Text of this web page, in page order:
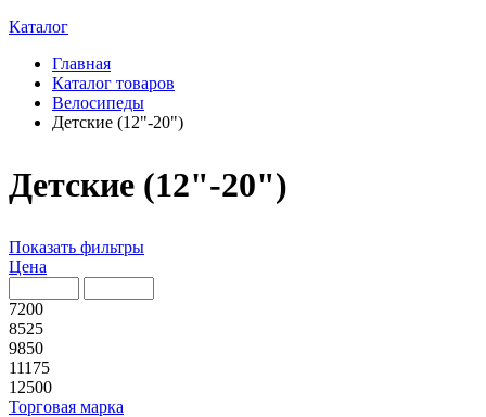
Каталог
Главная
Каталог товаров
Велосипеды
Детские (12"-20")
Детские (12"-20")
Показать фильтры
Цена
7200
8525
9850
11175
12500
Торговая марка